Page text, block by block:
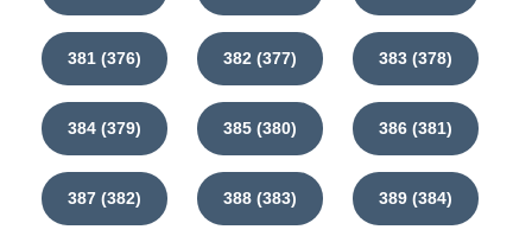
381 (376) 382 (377) 383 (378)
384 (379) 385 (380) 386 (381)
387 (382) 388 (383) 389 (384)